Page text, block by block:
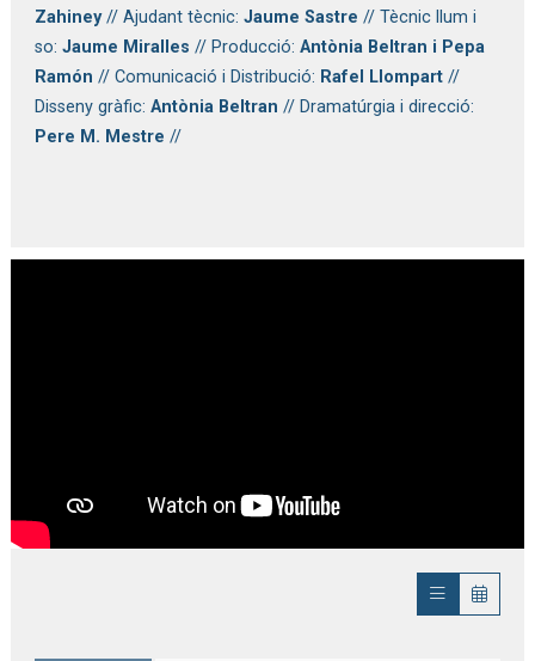
Zahiney// Ajudant tècnic: Jaume Sastre // Tècnic llum i
so: Jaume Miralles // Producció: Antònia Beltran i Pepa
Ramón // Comunicació i Distribució: Rafel Llompart //
Disseny gràfic: Antònia Beltran // Dramatúrgia i direcció:
Pere M. Mestre //